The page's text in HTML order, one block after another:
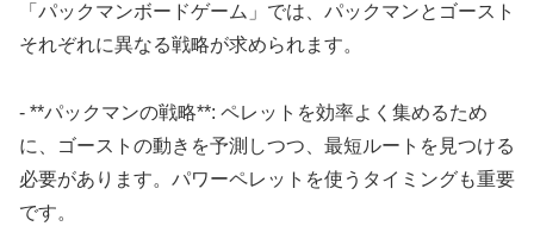
「パックマンボードゲーム」では、パックマンとゴースト
それぞれに異なる戦略が求められます。
- **パックマンの戦略**: ペレットを効率よく集めるため
に、ゴーストの動きを予測しつつ、最短ルートを見つける
必要があります。パワーペレットを使うタイミングも重要
です。